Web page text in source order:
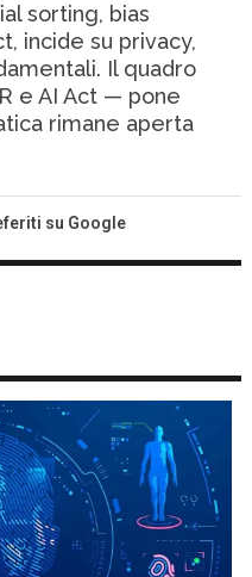
sorting, bias
incide su privacy,
Il quadro
e AI Act — pone
rimane aperta
su Google